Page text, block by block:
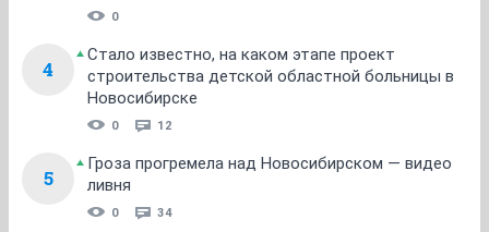
0
4
Стало известно, на каком этапе проект
строительства детской областной больницы в
Новосибирске
0 12
5
Гроза прогремела над Новосибирском — видео
ливня
0 34